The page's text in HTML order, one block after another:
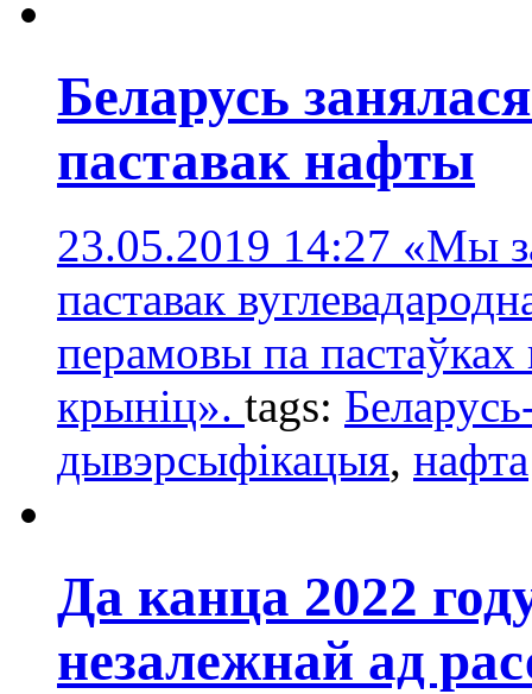
Беларусь
паставак нафты
23.05.2019 14:27 «Мы
паставак
перамовы па
крыніц». tags:
дывэрсыфікацыя, нафта
Да канца 2022
незалежнай ад